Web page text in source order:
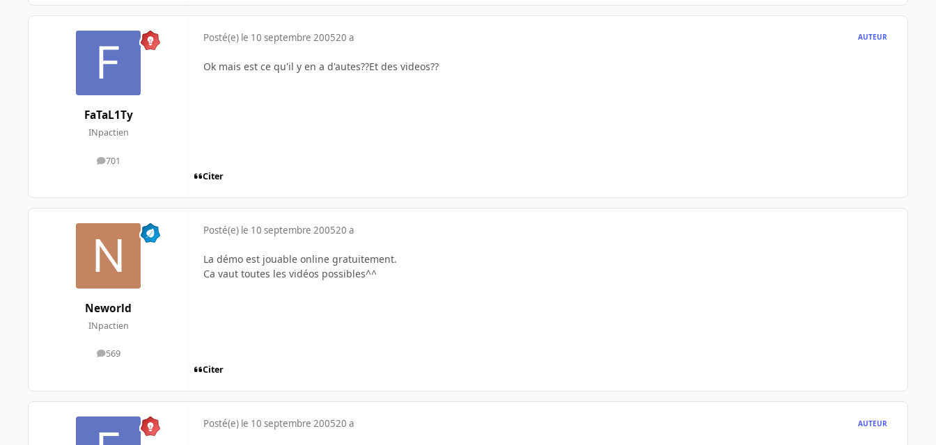
FaTaL1Ty
INpactien
701
messages
Posté(e) le 10 septembre 200520 a AUTEUR
Ok mais est ce qu'il y en a d'autes??Et des videos??
Citer
Neworld
INpactien
569
messages
Posté(e) le 10 septembre 200520 a
La démo est jouable online gratuitement.
Ca vaut toutes les vidéos possibles^^
Citer
Posté(e) le 10 septembre 200520 a AUTEUR